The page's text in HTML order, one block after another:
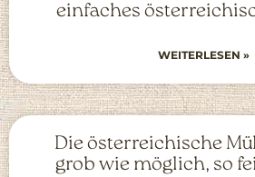
einfaches
WEITERLESEN »
Die österreichische
grob wie möglich, so